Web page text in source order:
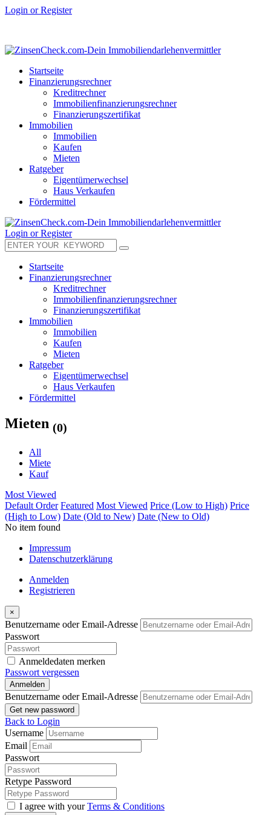
Login or Register
Startseite
Finanzierungsrechner
Kreditrechner
Immobilienfinanzierungsrechner
Finanzierungszertifikat
Immobilien
Immobilien
Kaufen
Mieten
Ratgeber
Eigentümerwechsel
Haus Verkaufen
Fördermittel
Login or Register
Startseite
Finanzierungsrechner
Kreditrechner
Immobilienfinanzierungsrechner
Finanzierungszertifikat
Immobilien
Immobilien
Kaufen
Mieten
Ratgeber
Eigentümerwechsel
Haus Verkaufen
Fördermittel
Mieten (0)
All
Miete
Kauf
Most Viewed
Default Order Featured Most Viewed Price (Low to High) Price
(High to Low) Date (Old to New) Date (New to Old)
No item found
Impressum
Datenschutzerklärung
Anmelden
Registrieren
×
Benutzername oder Email-Adresse
Passwort
Anmeldedaten merken
Passwort vergessen
Anmelden
Benutzername oder Email-Adresse
Get new password
Back to Login
Username
Email
Passwort
Retype Password
I agree with yourTerms & Conditions